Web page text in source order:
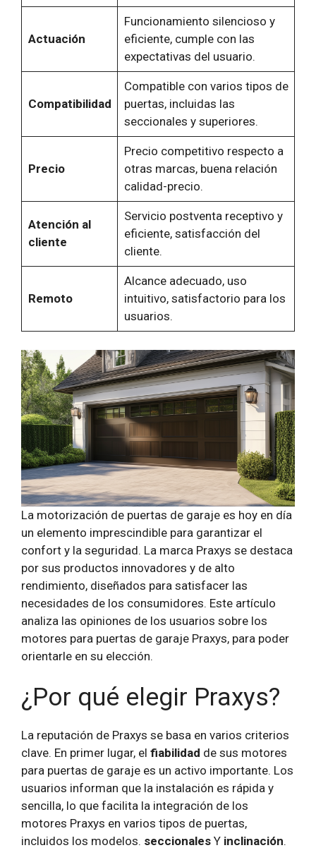
Actuación
Funcionamiento silencioso y
eficiente, cumple con las
expectativas del usuario.
Compatibilidad
Compatible con varios tipos de
puertas, incluidas las
seccionales y superiores.
Precio
Precio competitivo respecto a
otras marcas, buena relación
calidad-precio.
Atención al
cliente
Servicio postventa receptivo y
eficiente, satisfacción del
cliente.
Remoto
Alcance adecuado, uso
intuitivo, satisfactorio para los
usuarios.
La motorización de puertas de garaje es hoy en día
un elemento imprescindible para garantizar el
confort y la seguridad. La marca Praxys se destaca
por sus productos innovadores y de alto
rendimiento, diseñados para satisfacer las
necesidades de los consumidores. Este artículo
analiza las opiniones de los usuarios sobre los
motores para puertas de garaje Praxys, para poder
orientarle en su elección.
¿Por qué elegir Praxys?
La reputación de Praxys se basa en varios criterios
clave. En primer lugar, el fiabilidad de sus motores
para puertas de garaje es un activo importante. Los
usuarios informan que la instalación es rápida y
sencilla, lo que facilita la integración de los
motores Praxys en varios tipos de puertas,
incluidos los modelos. seccionales Y inclinación.